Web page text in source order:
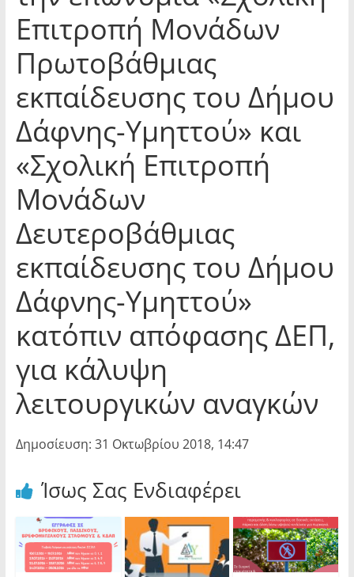
Επιτροπή Μονάδων
Πρωτοβάθμιας
εκπαίδευσης του Δήμου
Δάφνης-Υμηττού» και
«Σχολική Επιτροπή
Μονάδων
Δευτεροβάθμιας
εκπαίδευσης του Δήμου
Δάφνης-Υμηττού»
κατόπιν απόφασης ΔΕΠ,
για κάλυψη
λειτουργικών αναγκών
Δημοσίευση: 31 Οκτωβρίου 2018, 14:47
Ίσως Σας Ενδιαφέρει